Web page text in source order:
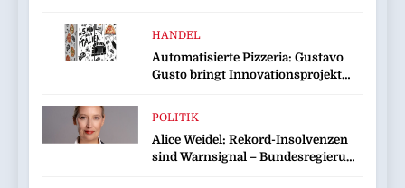
HANDEL
Automatisierte Pizzeria: Gustavo
Gusto bringt Innovationsprojekt
POLITIK
Alice Weidel: Rekord-Insolvenzen
sind Warnsignal – Bundesregierung